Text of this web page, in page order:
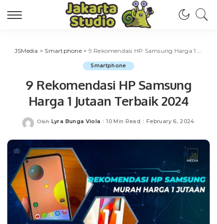
JSMedia > Smartphone> 9 Rekomendasi HP Samsung Harga 1 Jutaan Terbaik 2024
Smartphone
9 Rekomendasi HP Samsung
Harga 1 Jutaan Terbaik 2024
Posted
Oleh Lyra Bunga Viola 10 Min Read February 6, 2024